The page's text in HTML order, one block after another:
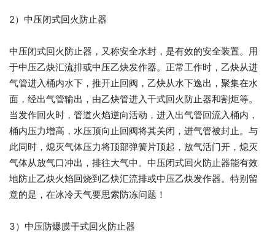
2）中压闭式回火防止器
中压闭式回火防止器，又称安全水封，是有效的安全装置。用
于中压乙炔汇流排或中压乙炔发作器。正常工作时，乙炔从进
气管进入桶内水下，推开止回阀，乙炔从水下逸出，聚集在水
面，经出气管输出，由乙炔管进入干式回火防止器和割炬等。
当发作回火时，管道火焰逆向活动，进入出气管回流入桶内，
桶内压力增高，水压顶向止回阀将其关闭，进气管被封止。与
此同时，熄灭气体压力将顶部弹簧片顶起，放气活门开，熄灭
气体从放气口冲出，排往大气中。中压闭式回火防止器能有效
地防止乙炔火焰回烧到乙炔汇流排或中压乙炔发作器。特别留
意的是，在冰冷天气要思索防冻问题！
3）中压防爆膜干式回火防止器